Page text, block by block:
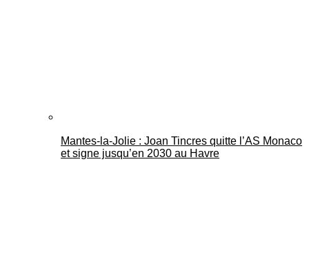
Mantes-la-Jolie : Joan Tincres quitte l’AS Monaco
et signe jusqu’en 2030 au Havre